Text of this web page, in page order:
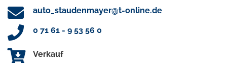
auto_staudenmayer@t-online.de
0 71 61 - 9 53 56 0
Verkauf